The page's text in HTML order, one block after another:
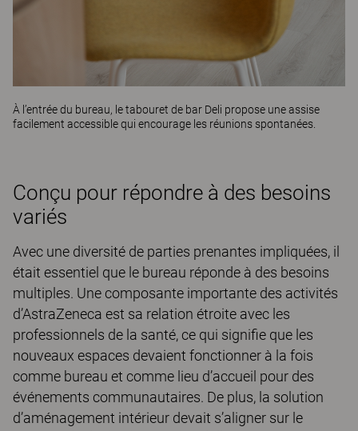
À l’entrée du bureau, le tabouret de bar Deli propose une assise
facilement accessible qui encourage les réunions spontanées.
Conçu pour répondre à des besoins
variés
Avec une diversité de parties prenantes impliquées, il
était essentiel que le bureau réponde à des besoins
multiples. Une composante importante des activités
d’AstraZeneca est sa relation étroite avec les
professionnels de la santé, ce qui signifie que les
nouveaux espaces devaient fonctionner à la fois
comme bureau et comme lieu d’accueil pour des
événements communautaires. De plus, la solution
d’aménagement intérieur devait s’aligner sur le